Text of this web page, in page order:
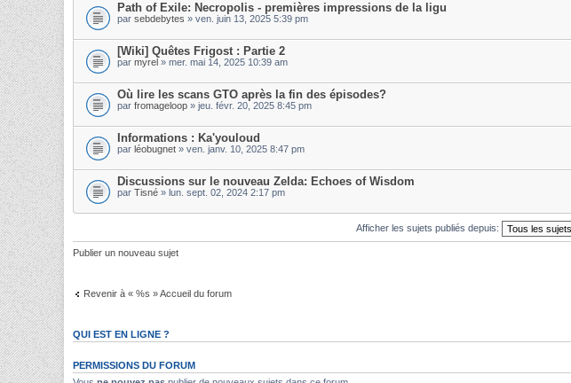
Path of Exile: Necropolis - premières impressions de la ligu
par sebdebytes » ven. juin 13, 2025 5:39 pm
[Wiki] Quêtes Frigost : Partie 2
par myrel » mer. mai 14, 2025 10:39 am
Où lire les scans GTO après la fin des épisodes?
par fromageloop » jeu. févr. 20, 2025 8:45 pm
Informations : Ka'youloud
par léobugnet » ven. janv. 10, 2025 8:47 pm
Discussions sur le nouveau Zelda: Echoes of Wisdom
par Tisné » lun. sept. 02, 2024 2:17 pm
Afficher les sujets publiés depuis:
Publier un nouveau sujet
Revenir à « %s » Accueil du forum
QUI EST EN LIGNE ?
PERMISSIONS DU FORUM